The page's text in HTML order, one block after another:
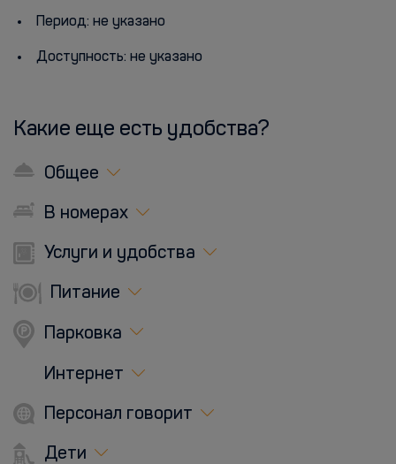
Период: не указано
Доступность: не указано
Какие еще есть удобства?
Общее
В номерах
Услуги и удобства
Питание
Парковка
Интернет
Персонал говорит
Дети